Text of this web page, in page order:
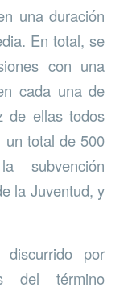
una duración
En total, se
con una
cada una de
de ellas todos
un total de 500
subvención
la Juventud, y
por
del término